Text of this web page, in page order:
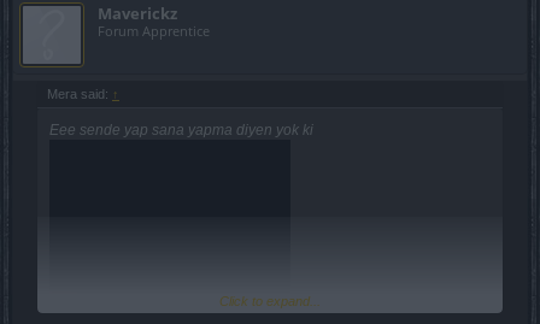
Maverickz
Forum Apprentice
Mera said: ↑
Eee sende yap sana yapma diyen yok ki
Click to expand...